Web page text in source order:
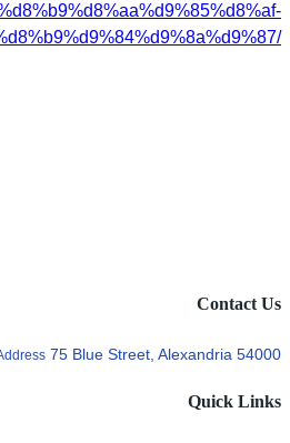
Contact Us
75 Blue Street, Alexandria 54000
Quick Links